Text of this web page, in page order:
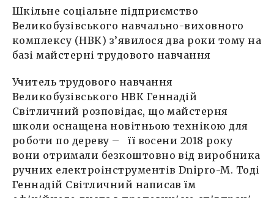
Шкільне соціальне підприємство
Великобузівського навчально-виховного
комплексу (НВК) з’явилося два роки тому на
базі майстерні трудового навчання
Учитель трудового навчання
Великобузівського НВК Геннадій
Світличний розповідає, що майстерня
школи оснащена новітньою технікою для
роботи по дереву – її восени 2018 року
вони отримали безкоштовно від виробника
ручних електроінструментів Dnipro-M. Тоді
Геннадій Світличний написав їм